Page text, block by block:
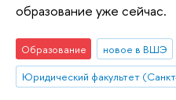
образование уже сейчас.
Образование
новое в ВШЭ